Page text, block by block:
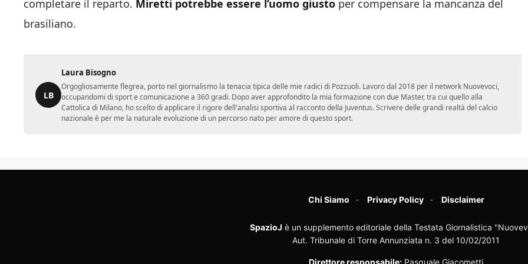
completare il reparto. Miretti potrebbe essere l’uomo giusto per compensare la mancanza del
brasiliano.
LB
Laura Bisogno
Orgogliosamente flegrea, porto nel giornalismo la tenacia tipica delle mie radici di Pozzuoli. Lavoro dal 2018 per il network Nuovevoci,
occupandomi di sport e comunicazione a 360 gradi. Dopo aver approfondito la mia formazione con due Master, tra cui quello alla
Cattolica di Milano, ho scelto di applicare il rigore dell'analisi sportiva al racconto della Juventus. Scrivere delle grandi realtà del calcio
nazionale è per me la naturale evoluzione di un percorso nato per amore di questo sport.
Chi Siamo Privacy Policy Disclaimer
SpazioJ è un supplemento editoriale della Testata Giornalistica
Aut. Tribunale di Torre Annunziata n. 3 del 10/02/2011
Direttore responsabile: Pasquale Giacometti